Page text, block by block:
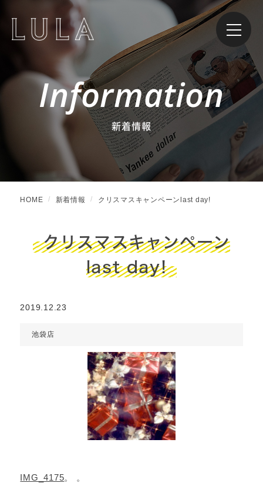
Information
新着情報
HOME 新着情報 クリスマスキャンペーンlast day!
クリスマスキャンペーン
last day!
2019.12.23
池袋店
IMG_4175。 。